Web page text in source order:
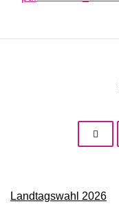
Landtagswahl 2026